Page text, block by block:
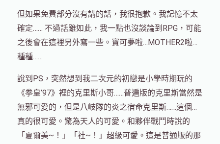
但如果免費部分沒有講的話，我很抱歉。我記憶不太
確定…… 不過話雖如此，我一點也沒談論到RPG，可能
之後會在這裡另外寫一些。寶可夢啦…MOTHER2啦…
種種……
說到PS，突然想到我二次元的初戀是小學時期玩的
《拳皇’97》裡的克里斯小哥……普遍版的克里斯當然是
無邪可愛的，但是八岐隊的炎之宿命克里斯……這個…
真的很可愛。驚為天人的可愛。和夥伴戰鬥時說的
「夏爾美~！」「社~！」超級可愛。這是普通版的那